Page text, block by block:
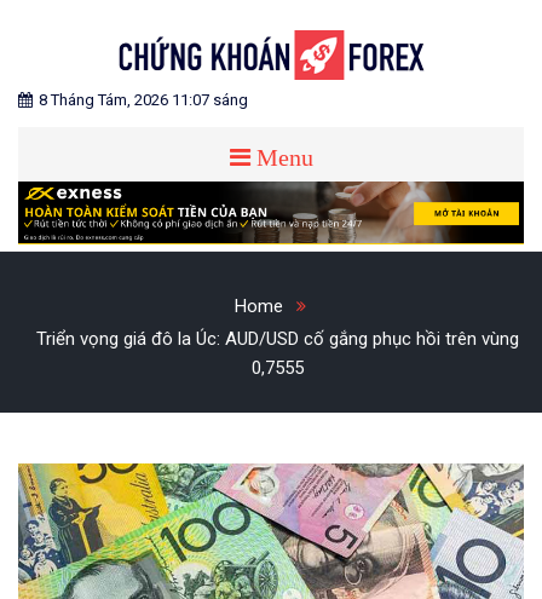
CHỨNG KHOÁN FOREX
Blog chia sẻ về Chứng Khoán và Forex
8 Tháng Tám, 2026 11:07 sáng
Menu
Home
Triển vọng giá đô la Úc: AUD/USD cố gắng phục hồi trên vùng
0,7555